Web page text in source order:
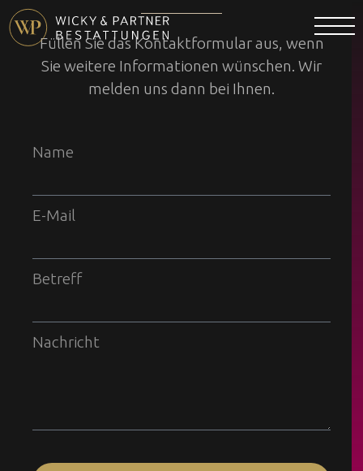
Füllen Sie das Kontaktformular aus, wenn
Sie weitere Informationen wünschen. Wir
melden uns dann bei Ihnen.
Name
E-Mail
Betreff
Nachricht